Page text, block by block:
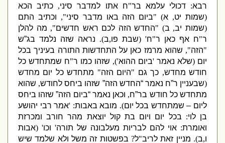
רבא:דכולי עלמא בר"ח אתו למדבר סיני,כתיב הכא
שמות יט ,א ) "ביום הזה באו מדבר סיני",וכתיב התם
שמות יב ,ב ) "החדש הזה לכם ראש חדשים",מה להלן
ח אף כאן ר ח' (שבת פו ,ב).נראה שזה נלמד בג”ש
הזה",שהוא מרמז כאן על התחדשות התורה בעיניך בכל
יום(שלא נאמר'ביום ההוא'),שזהו כמו ר ח שמתחדש כל
חודש מחדש,כך גם"היום הזה"מתחדש כל יום מחדש
שבעניין ר”ח נאמר “החדש הזה” שזהו ביחס לחודש,שהוא
מתחדש כל חודש בר”ח,וכאן נאמר “ביום הזה” שזהו ביחס
ליום – שמתחדש בכל יום).מובא באבות: 'אמררבי יהושע
בן לוי: בכל יום ויום בת קול יוצאת מהר חורב ומכרזת
ואומרת:אוי להם לבריות מעלבונה של תורה'וכו ' (אבות
ב).מניין זאת לריב"ל?בפשטות זה משל ולא שלמד שיש